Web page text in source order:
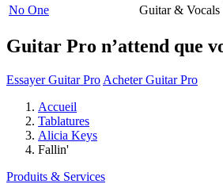
No One
Guitar & Vocals
Guitar Pro n’attend que
Essayer Guitar Pro Acheter Guitar Pro
Accueil
Tablatures
Alicia Keys
Fallin'
Produits & Services